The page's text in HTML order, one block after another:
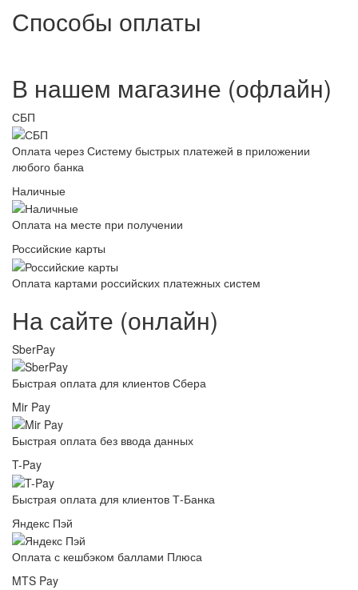
Способы оплаты
В нашем магазине (офлайн)
СБП
Оплата через Систему быстрых платежей в приложении
любого банка
Наличные
Оплата на месте при получении
Российские карты
Оплата картами российских платежных систем
На сайте (онлайн)
SberPay
Быстрая оплата для клиентов Сбера
Mir Pay
Быстрая оплата без ввода данных
T-Pay
Быстрая оплата для клиентов Т-Банка
Яндекс Пэй
Оплата с кешбэком баллами Плюса
MTS Pay